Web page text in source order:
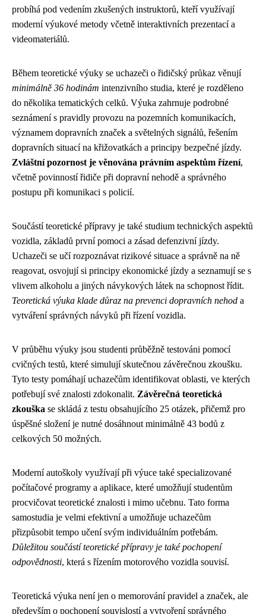
probíhá pod vedením zkušených instruktorů, kteří využívají
moderní výukové metody včetně interaktivních prezentací a
videomateriálů.
Během teoretické výuky se uchazeči o řidičský průkaz věnují
minimálně 36 hodinám intenzivního studia, které je rozděleno
do několika tematických celků. Výuka zahrnuje podrobné
seznámení s pravidly provozu na pozemních komunikacích,
významem dopravních značek a světelných signálů, řešením
dopravních situací na křižovatkách a principy bezpečné jízdy.
Zvláštní pozornost je věnována právním aspektům řízení,
včetně povinností řidiče při dopravní nehodě a správného
postupu při komunikaci s policií.
Součástí teoretické přípravy je také studium technických aspektů
vozidla, základů první pomoci a zásad defenzivní jízdy.
Uchazeči se učí rozpoznávat rizikové situace a správně na ně
reagovat, osvojují si principy ekonomické jízdy a seznamují se s
vlivem alkoholu a jiných návykových látek na schopnost řídit.
Teoretická výuka klade důraz na prevenci dopravních nehod a
vytváření správných návyků při řízení vozidla.
V průběhu výuky jsou studenti průběžně testováni pomocí
cvičných testů, které simulují skutečnou závěrečnou zkoušku.
Tyto testy pomáhají uchazečům identifikovat oblasti, ve kterých
potřebují své znalosti zdokonalit. Závěrečná teoretická
zkouška se skládá z testu obsahujícího 25 otázek, přičemž pro
úspěšné složení je nutné dosáhnout minimálně 43 bodů z
celkových 50 možných.
Moderní autoškoly využívají při výuce také specializované
počítačové programy a aplikace, které umožňují studentům
procvičovat teoretické znalosti i mimo učebnu. Tato forma
samostudia je velmi efektivní a umožňuje uchazečům
přizpůsobit tempo učení svým individuálním potřebám.
Důležitou součástí teoretické přípravy je také pochopení
odpovědnosti, která s řízením motorového vozidla souvisí.
Teoretická výuka není jen o memorování pravidel a značek, ale
především o pochopení souvislostí a vytvoření správného